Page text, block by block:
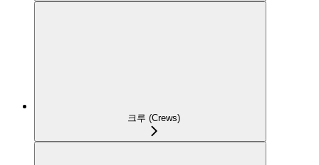
크루 (Crews)